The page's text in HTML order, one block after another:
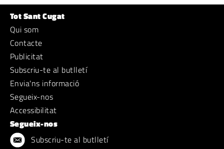
Tot Sant Cugat
Qui som
Contacte
Publicitat
Subscriu-te al butlletí
Envia'ns informació
Segueix-nos
Accessibilitat
Segueix-nos
Subscriu-te al butlletí